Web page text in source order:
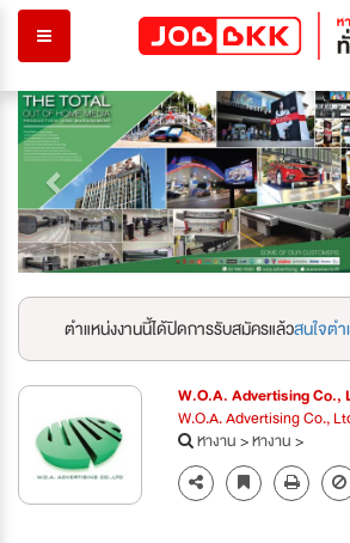
Previous
ตำแหน่งงานนี้ได้ปิดการรับสมัครแล้วสนใจต
W.O.A. Advertising Co.,
W.O.A. Advertising Co.,
หางาน>หางาน>